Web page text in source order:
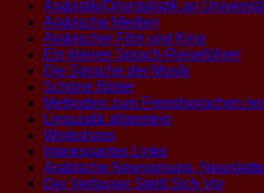
Arabistik/Orientalistik an
Arabische Medien
Arabischer Film und Kino
Ein kleiner Sprach-Reiseführer
Die Sprache der Musik
Schöne Bilder
Methoden zum Fremdsprachen
Linguistik allgemein
Workshops
Interessantes Links
Arabische Newsgroups,
Der Verfasser Stellt Sich Vor